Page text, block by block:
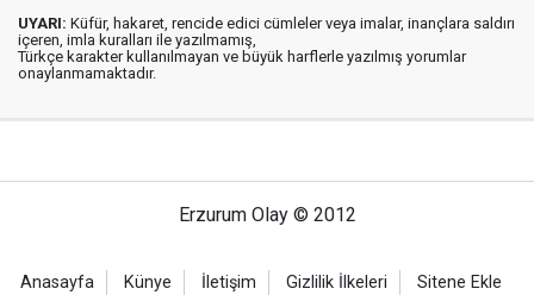
UYARI: Küfür, hakaret, rencide edici cümleler veya imalar, inançlara saldırı
içeren, imla kuralları ile yazılmamış,
Türkçe karakter kullanılmayan ve büyük harflerle yazılmış yorumlar
onaylanmamaktadır.
Erzurum Olay © 2012
Anasayfa Künye İletişim Gizlilik İlkeleri Sitene Ekle